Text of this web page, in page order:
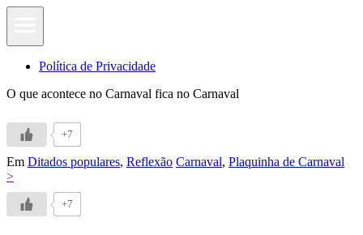
Política de Privacidade
O que acontece no Carnaval fica no Carnaval
+7
Em Ditados populares, Reflexão Carnaval, Plaquinha de Carnaval
>
+7